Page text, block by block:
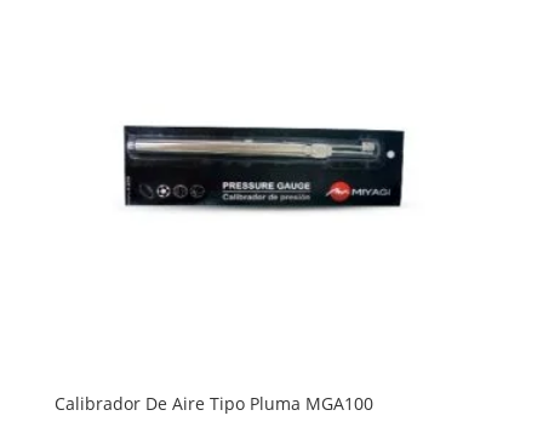
Calibrador De Aire Tipo Pluma MGA100